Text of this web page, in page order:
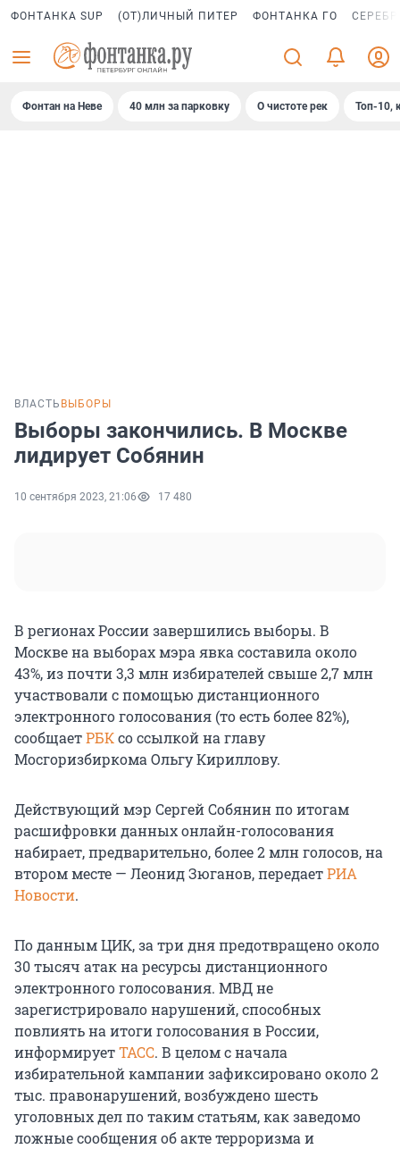
ФОНТАНКА SUP (ОТ)ЛИЧНЫЙ ПИТЕР ФОНТАНКА ГО
Фонтан на Неве 40 млн за парковку О чистоте рек Топ-10,
ВЛАСТЬ ВЫБОРЫ
Выборы закончились. В Москве
лидирует Собянин
10 сентября 2023, 21:06 17 480
В регионах России завершились выборы. В
Москве на выборах мэра явка составила около
43%, из почти 3,3 млн избирателей свыше 2,7 млн
участвовали с помощью дистанционного
электронного голосования (то есть более 82%),
сообщаетРБКсо ссылкой на главу
Мосгоризбиркома Ольгу Кириллову.
Действующий мэр Сергей Собянин по итогам
расшифровки данных онлайн-голосования
набирает, предварительно, более 2 млн голосов, на
втором месте — Леонид Зюганов, передаетРИА
Новости.
По данным ЦИК, за три дня предотвращено около
30 тысяч атак на ресурсы дистанционного
электронного голосования. МВД не
зарегистрировало нарушений, способных
повлиять на итоги голосования в России,
информируетТАСС. В целом с начала
избирательной кампании зафиксировано около 2
тыс. правонарушений, возбуждено шесть
уголовных дел по таким статьям, как заведомо
ложные сообщения об акте терроризма и